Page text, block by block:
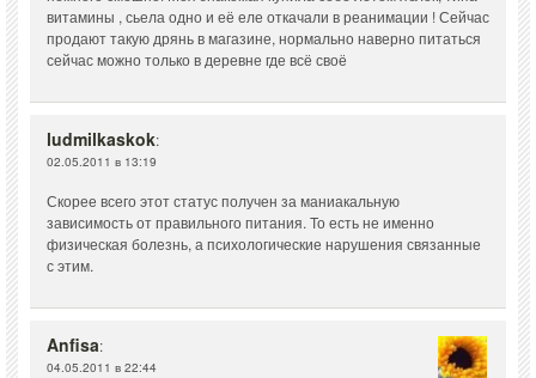
витамины , сьела одно и её еле откачали в реанимации ! Сейчас
продают такую дрянь в магазине, нормально наверно питаться
сейчас можно только в деревне где всё своё
ludmilkaskok:
02.05.2011 в 13:19
Скорее всего этот статус получен за маниакальную
зависимость от правильного питания. То есть не именно
физическая болезнь, а психологические нарушения связанные
с этим.
Anfisa:
04.05.2011 в 22:44